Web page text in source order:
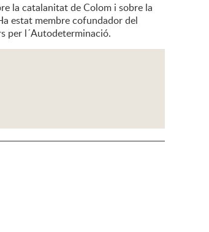
la catalanitat de Colom i sobre la
estat membre cofundador del
per l´Autodeterminació.